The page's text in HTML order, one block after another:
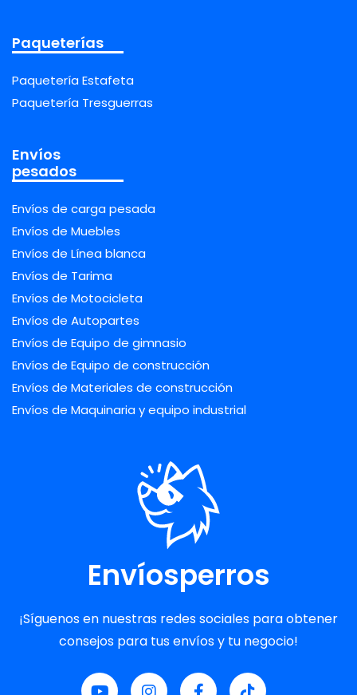
Paqueterías
Paquetería Estafeta
Paquetería Tresguerras
Envíos
pesados
Envíos de carga pesada
Envíos de Muebles
Envíos de Línea blanca
Envíos de Tarima
Envíos de Motocicleta
Envíos de Autopartes
Envíos de Equipo de gimnasio
Envíos de Equipo de construcción
Envíos de Materiales de construcción
Envíos de Maquinaria y equipo industrial
Envíosperros
¡Síguenos en nuestras redes sociales para obtener
consejos para tus envíos y tu negocio!